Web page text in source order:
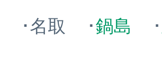
･名取 ･鍋島 ･